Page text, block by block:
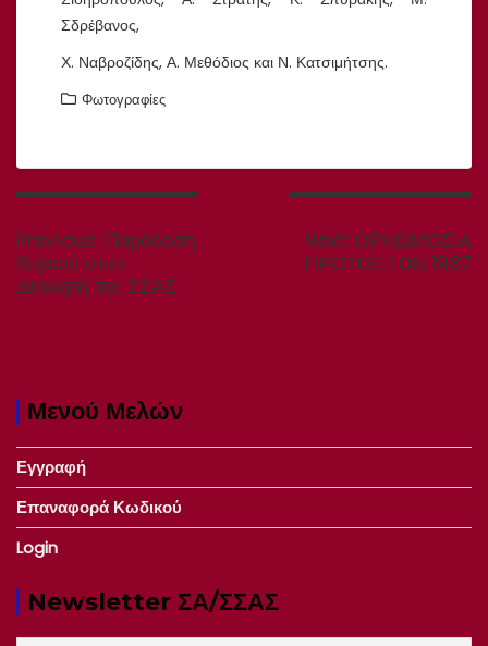
Σδρέβανος,
Χ. Ναβροζίδης, Α. Μεθόδιος και Ν. Κατσιμήτσης.
Φωτογραφίες
Πλοήγηση
Previous: Previous
post:
Παράδοση
θυρεού στον
Διοικητή της ΣΣΑΣ
Next: Next
post:
ΟΡΚΩΜΟΣΙΑ
ΠΡΩΤΟΕΤΩΝ 1987
Μενού Μελών
Εγγραφή
Επαναφορά Κωδικού
Login
Newsletter ΣΑ/ΣΣΑΣ